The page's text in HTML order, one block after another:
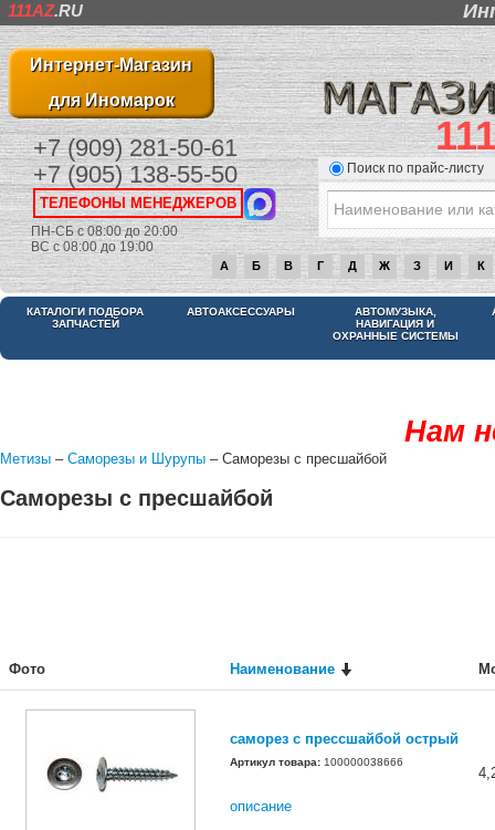
111AZ.RU
Интернет-Магазин
для Иномарок
+7 (909) 281-50-61
+7 (905) 138-55-50
ТЕЛЕФОНЫ МЕНЕДЖЕРОВ
ПН-СБ с 08:00 до 20:00
ВС с 08:00 до 19:00
Поиск по прайс-листу
А Б В Г Д Ж З И К
КАТАЛОГИ ПОДБОРА
ЗАПЧАСТЕЙ
АВТОАКСЕССУАРЫ
АВТОМУЗЫКА,
НАВИГАЦИЯ И
ОХРАННЫЕ СИСТЕМЫ
Нам
Метизы – Саморезы и Шурупы – Саморезы с пресшайбой
Саморезы с пресшайбой
Фото Наименование
саморез с прессшайбой острый
Артикул товара: 100000038666
описание